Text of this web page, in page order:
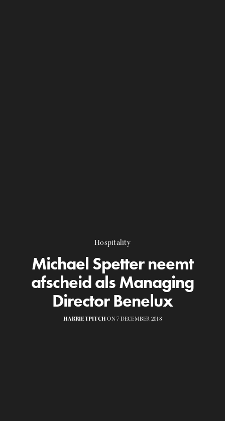
Hospitality
Michael Spetter neemt
afscheid als Managing
Director Benelux
HARRIETPITCH ON 7 DECEMBER 2018